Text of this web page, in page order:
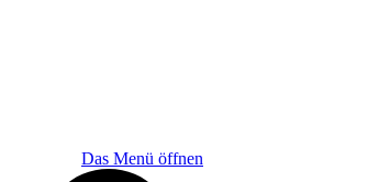
Das Menü öffnen